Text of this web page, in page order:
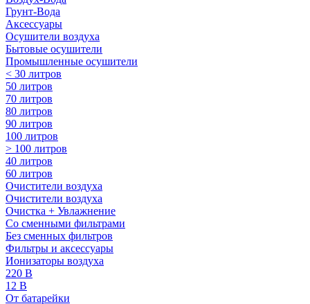
Грунт-Вода
Аксессуары
Осушители воздуха
Бытовые осушители
Промышленные осушители
< 30 литров
50 литров
70 литров
80 литров
90 литров
100 литров
> 100 литров
40 литров
60 литров
Очистители воздуха
Очистители воздуха
Очистка + Увлажнение
Cо сменными фильтрами
Без сменных фильтров
Фильтры и аксессуары
Ионизаторы воздуха
220 В
12 В
От батарейки